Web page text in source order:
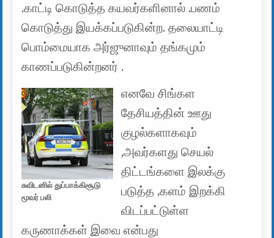
.காட்டி கொடுத்த கயவர்களினால் .பணம்
கொடுத்து இயக்கப்படுகின்ற. தலையாட்டி
பொம்மையாக அர்ஜுனாவும் தங்கமும்
காணப்படுகின்றனர் .
சுவிடனில் துப்பாக்கிசூடு
மூவர் பலி
எனவே சிங்கள
தேசியத்தின் ஊது
குழல்களாகவும்
,அவர்களது செயல்
திட்டங்களை இலக்கு
படுத்த ,களம் இறக்கி
விடப்பட்டுள்ள
கருணாக்கள் இவை என்பது